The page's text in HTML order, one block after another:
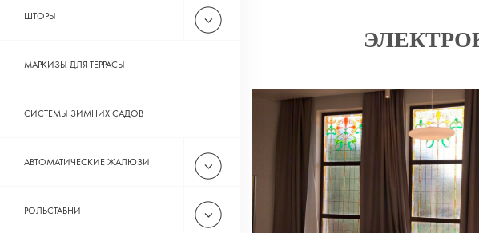
ШТОРЫ
МАРКИЗЫ ДЛЯ ТЕРРАСЫ
СИСТЕМЫ ЗИМНИХ САДОВ
АВТОМАТИЧЕСКИЕ ЖАЛЮЗИ
РОЛЬСТАВНИ